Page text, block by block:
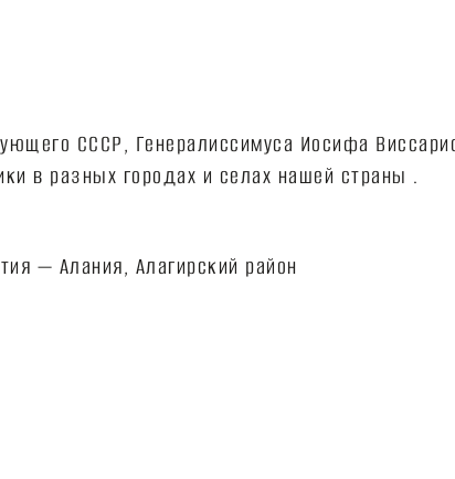
СССР, Генералиссимуса Иосифа